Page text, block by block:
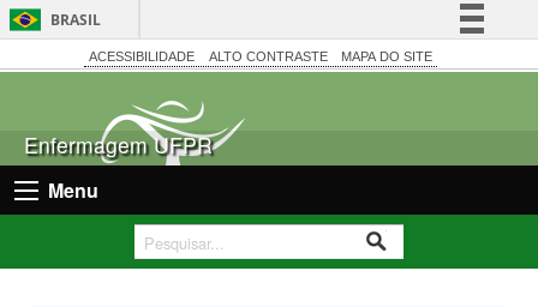
BRASIL
Simplifique!
Acesso à informação
Canais
ACESSIBILIDADE ALTO CONTRASTE MAPA DO SITE
Enfermagem UFPR
Menu